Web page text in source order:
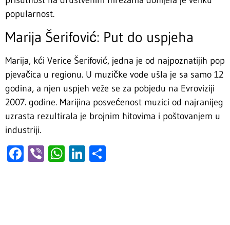
popularnost.
Marija Šerifović: Put do uspjeha
Marija, kći Verice Šerifović, jedna je od najpoznatijih pop
pjevačica u regionu. U muzičke vode ušla je sa samo 12
godina, a njen uspjeh veže se za pobjedu na Evroviziji
2007. godine. Marijina posvećenost muzici od najranijeg
uzrasta rezultirala je brojnim hitovima i poštovanjem u
industriji.
Facebook
ViberWhatsApp
LinkedIn